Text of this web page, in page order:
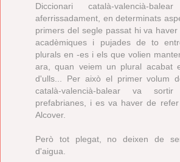
Diccionari català-valencià-
aferrissadament, en determinats
primers del segle passat hi va
acadèmiques i pujades de to
plurals en -es i els que volien
ara, quan veiem un plural acabat
d'ulls... Per això el primer volum
català-valencià-balear va
prefabrianes, i es va haver de
Alcover.
Però tot plegat, no deixen de
d'aigua.